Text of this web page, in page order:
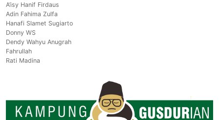
A’isy Hanif Firdaus
Adin Fahima Zulfa
Hanafi Slamet Sugiarto
Donny WS
Dendy Wahyu Anugrah
Fahrullah
Rati Madina